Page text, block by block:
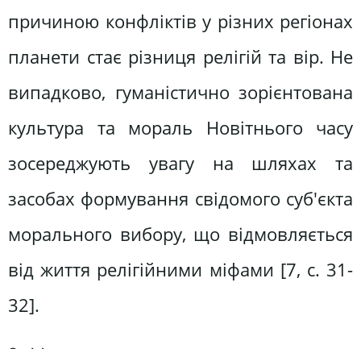
причиною конфліктів у різних регіонах
планети стає різниця релігій та вір. Не
випадково, гуманістично зорієнтована
культура та мораль Новітнього часу
зосереджують увагу на шляхах та
засобах формування свідомого суб'єкта
морального вибору, що відмовляється
від життя релігійними міфами [7, c. 31-
32].